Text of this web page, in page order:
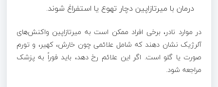
درمان با میرتازاپین دچار تهوع یا استفراغ شوند.
در موارد نادر، برخی افراد ممکن است به میرتازاپین واکنش‌های
آلرژیک نشان دهند که شامل علائمی چون خارش، کهیر، و تورم
صورت یا گلو است. اگر این علائم رخ دهد، باید فوراً به پزشک
مراجعه شود.